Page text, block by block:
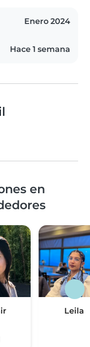
Enero 2024
Hace 1 semana
en
Leila